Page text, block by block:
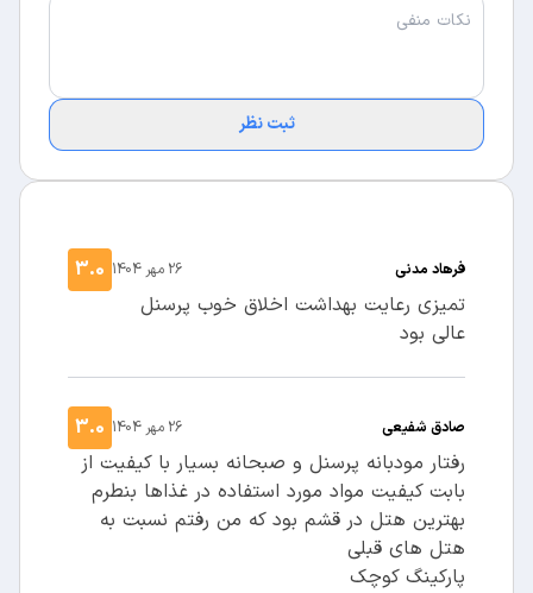
ثبت نظر
فرهاد مدنی 26 مهر 1404
3.0
تمیزی ‌رعایت بهداشت اخلاق خوب پرسنل
عالی بود
صادق شفیعی 26 مهر 1404
3.0
رفتار مودبانه پرسنل و صبحانه بسیار با کیفیت از
بابت کیفیت مواد مورد استفاده در غذاها بنطرم
بهترین هتل در قشم بود که من رفتم نسبت به
هتل های قبلی
پارکینگ کوچک